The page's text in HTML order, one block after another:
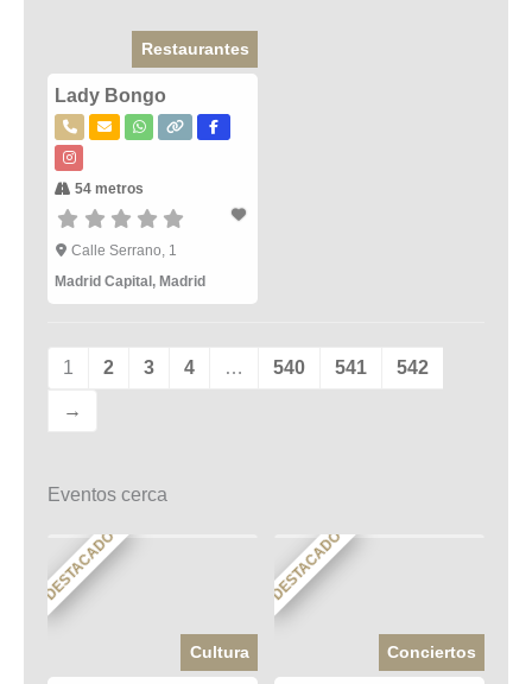
Restaurantes
Lady Bongo
54 metros
Calle Serrano, 1
Madrid Capital, Madrid
1 2 3 4 … 540 541 542
→
Eventos cerca
DESTACADO
Cultura
DESTACADO
Conciertos